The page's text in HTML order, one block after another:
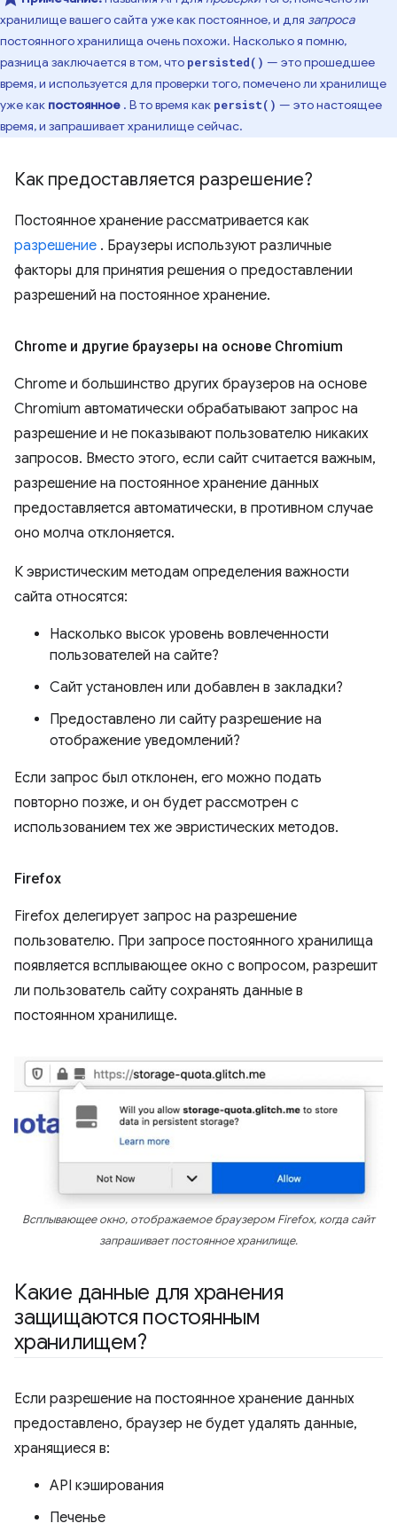
хранилище вашего сайта уже как постоянное, и для запроса
постоянного хранилища очень похожи. Насколько я помню,
разница заключается в том, что persisted() — это прошедшее
время, и используется для проверки того, помечено ли хранилище
уже как постоянное . В то время как persist() — это настоящее
время, и запрашивает хранилище сейчас.
Как предоставляется разрешение?
Постоянное хранение рассматривается как
разрешение . Браузеры используют различные
факторы для принятия решения о предоставлении
разрешений на постоянное хранение.
Chrome и другие браузеры на основе Chromium
Chrome и большинство других браузеров на основе
Chromium автоматически обрабатывают запрос на
разрешение и не показывают пользователю никаких
запросов. Вместо этого, если сайт считается важным,
разрешение на постоянное хранение данных
предоставляется автоматически, в противном случае
оно молча отклоняется.
К эвристическим методам определения важности
сайта относятся:
Насколько высок уровень вовлеченности
пользователей на сайте?
Сайт установлен или добавлен в закладки?
Предоставлено ли сайту разрешение на
отображение уведомлений?
Если запрос был отклонен, его можно подать
повторно позже, и он будет рассмотрен с
использованием тех же эвристических методов.
Firefox
Firefox делегирует запрос на разрешение
пользователю. При запросе постоянного хранилища
появляется всплывающее окно с вопросом, разрешит
ли пользователь сайту сохранять данные в
постоянном хранилище.
Всплывающее окно, отображаемое браузером Firefox, когда сайт
запрашивает постоянное хранилище.
Какие данные для хранения
защищаются постоянным
хранилищем?
Если разрешение на постоянное хранение данных
предоставлено, браузер не будет удалять данные,
хранящиеся в:
API кэширования
Печенье